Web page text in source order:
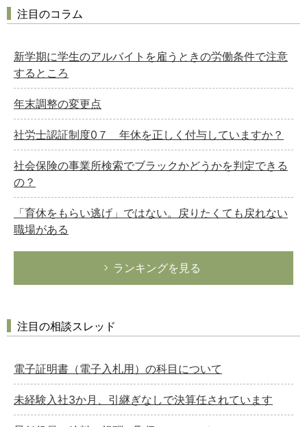
注目のコラム
新学期に学生のアルバイトを雇うときの労働条件で注意
するところ
年末調整の変更点
社労士認証制度0７ 年休を正しく付与していますか？
社会保険の事業所検索でブラックかどうかを判定できる
の？
「育休をもらい逃げ」ではない。戻りたくても戻れない
職場がある
ランキングを見る
注目の相談スレッド
電子証明書（電子入札用）の科目について
未経験入社3か月、引継ぎなしで決算任されています